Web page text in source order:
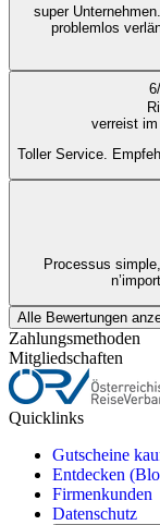
super
problemlos
6/
verreist
Toller Service.
Processus
Alle Bewertungen
Zahlungsmethoden
Mitgliedschaften
Quicklinks
Gutscheine
Entdecken
Firmenkunden
Datenschutz